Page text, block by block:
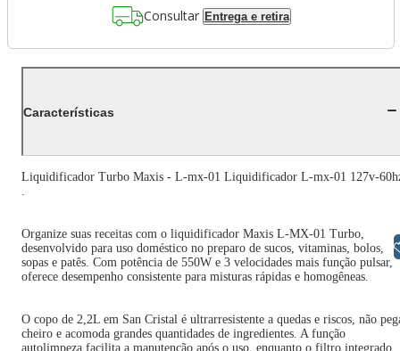
Consultar Entrega e retira
Características
Liquidificador Turbo Maxis - L-mx-01 Liquidificador L-mx-01 127v-
.
Organize suas receitas com o liquidificador Maxis L-MX-01 Turbo,
desenvolvido para uso doméstico no preparo de sucos, vitaminas, bolos,
sopas e patês. Com potência de 550W e 3 velocidades mais função pulsar,
oferece desempenho consistente para misturas rápidas e homogêneas.
O copo de 2,2L em San Cristal é ultrarresistente a quedas e riscos, não
cheiro e acomoda grandes quantidades de ingredientes. A função
autolimpeza facilita a manutenção após o uso, enquanto o filtro integrado
Libras